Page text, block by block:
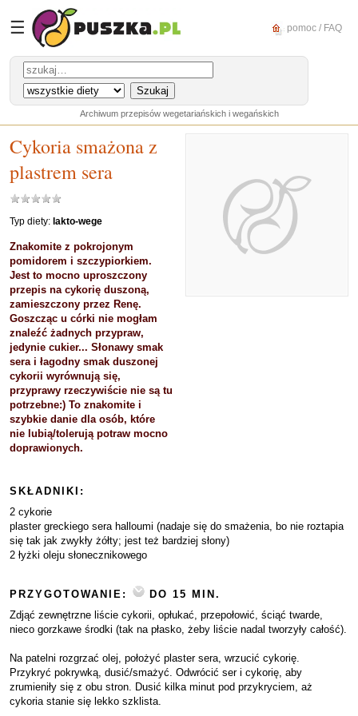
☰ pomoc / FAQ
Archiwum przepisów wegetariańskich i wegańskich
Cykoria smażona z
plastrem sera
Typ diety: lakto-wege
Znakomite z pokrojonym
pomidorem i szczypiorkiem.
Jest to mocno uproszczony
przepis na cykorię duszoną,
zamieszczony przez Renę.
Goszcząc u córki nie mogłam
znaleźć żadnych przypraw,
jedynie cukier... Słonawy smak
sera i łagodny smak duszonej
cykorii wyrównują się,
przyprawy rzeczywiście nie są tu
potrzebne:) To znakomite i
szybkie danie dla osób, które
nie lubią/tolerują potraw mocno
doprawionych.
SKŁADNIKI:
2 cykorie
plaster greckiego sera halloumi (nadaje się do smażenia, bo nie roztapia
się tak jak zwykły żółty; jest też bardziej słony)
2 łyżki oleju słonecznikowego
PRZYGOTOWANIE:
DO 15 MIN.
Zdjąć zewnętrzne liście cykorii, opłukać, przepołowić, ściąć twarde,
nieco gorzkawe środki (tak na płasko, żeby liście nadal tworzyły całość).
Na patelni rozgrzać olej, położyć plaster sera, wrzucić cykorię.
Przykryć pokrywką, dusić/smażyć. Odwrócić ser i cykorię, aby
zrumieniły się z obu stron. Dusić kilka minut pod przykryciem, aż
cykoria stanie się lekko szklista.